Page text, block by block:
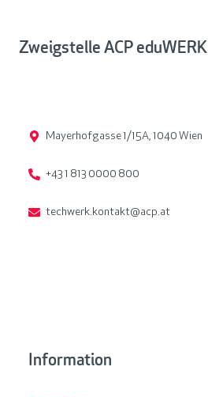
Zweigstelle ACP eduWERK
Mayerhofgasse 1/15A, 1040 Wien
+43 1 813 0000 800
techwerk.kontakt@acp.at
Information